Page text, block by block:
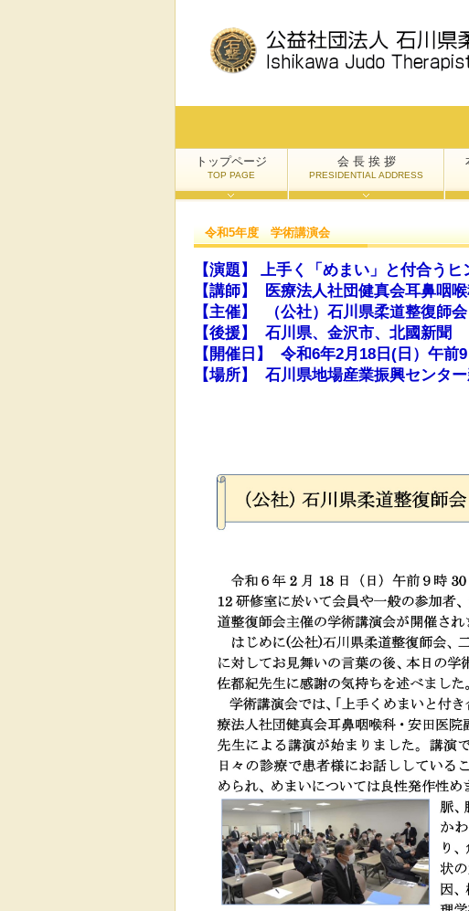
令和5年度 学術講演会
【演題】 上手く「めまい」と付合う
【講師】 医療法人社団健真会耳
【主催】 （公社）石川県柔道整復師会
【後援】 石川県、金沢市、北國新聞
【開催日】 令和6年2月18日(日）午前
【場所】 石川県地場産業振興セン
トップページ
TOP PAGE
会 長 挨 拶
PRESIDENTIAL ADDRESS